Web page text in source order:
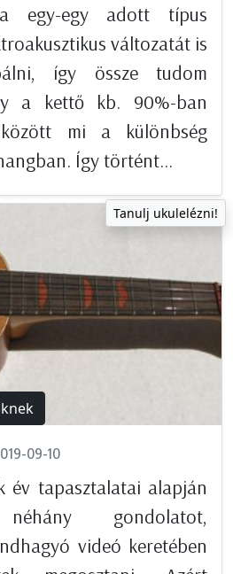
egy-egy adott típus
változatát is
így össze tudom
a kettő kb. 90%-ban
mi a különbség
Így történt...
Tanulj ukulelézni!
09-10
év tapasztalatai alapján
néhány gondolatot,
videó keretében